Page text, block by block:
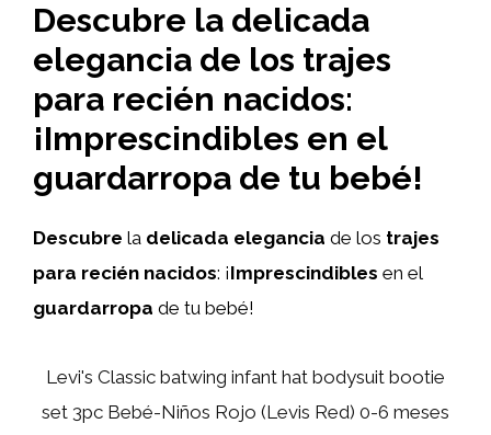
Descubre la delicada
elegancia de los trajes
para recién nacidos:
¡Imprescindibles en el
guardarropa de tu bebé!
Descubre la delicada elegancia de los trajes
para recién nacidos: ¡Imprescindibles en el
guardarropa de tu bebé!
Levi's Classic batwing infant hat bodysuit bootie
set 3pc Bebé-Niños Rojo (Levis Red) 0-6 meses